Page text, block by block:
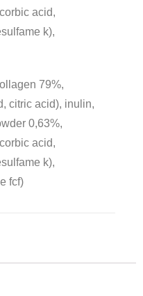
acid,
k),
79%,
citric acid), inulin,
0,63%,
acid,
k),
fcf)